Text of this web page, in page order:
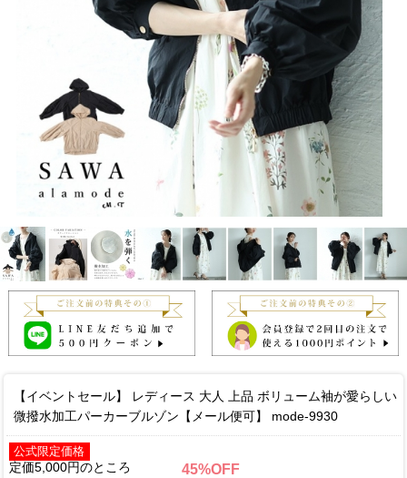
【イベントセール】 レディース 大人 上品 ボリューム袖が愛らしい
微撥水加工パーカーブルゾン【メール便可】 mode-9930
公式限定価格
定価5,000円
45